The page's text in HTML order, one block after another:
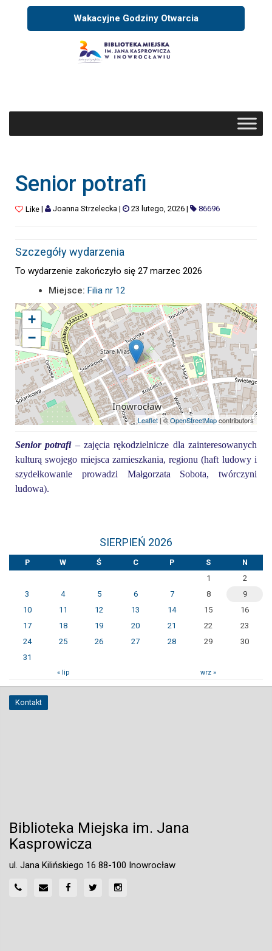
Wakacyjne Godziny Otwarcia
Senior potrafi
Like| Joanna Strzelecka | 23 lutego, 2026| 86696
Szczegóły wydarzenia
To wydarzenie zakończyło się 27 marzec 2026
Miejsce: Filia nr 12
+
−
Leaflet| ©OpenStreetMapcontributors
Senior potrafi– zajęcia rękodzielnicze dla zainteresowanych
kulturą swojego miejsca zamieszkania, regionu (haft ludowy i
szydełkowanie prowadzi Małgorzata Sobota, twórczyni
ludowa).
SIERPIEŃ 2026
P W Ś C P S
N
1
2
3
4 5 6 7 8
9
10
11 12 13 14 15
16
17
18 19 20 21 22
23
24
25 26 27 28 29
30
31
« lip wrz »
Kontakt
Biblioteka Miejska im. Jana
Kasprowicza
ul. Jana Kilińskiego 16 88-100 Inowrocław